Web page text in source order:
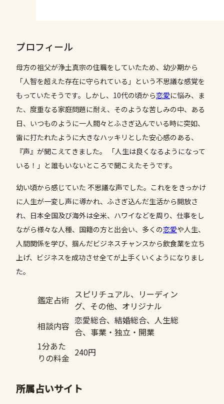
プロフィール
母方の祖父が浄土真宗の住職をしていたため、幼少期から
「人智を超えた存在に守られている」という不思議な感覚を
もっていたそうです。しかし、10代の頃から恋愛に悩み、ま
た、度重なる家庭問題に耐え、そのような苦しみの中、ある
日、いつものように一人閥々とふさぎ込んでいる時に突如、
雷に打たれたように大きなハッキリとした安心感のある、
『声』が聞こえてきました。 「人生は良くなるようになって
いる！」と誰もいないところで聞こえたそうです。
幼い頃から感じていた 不思議な声でした。これををきっかけ
に人生が一変し声に導かれ、ふさぎ込んだ生活から開放さ
れ、日本全国及び海外は全米、ハワイなどを周り、仕事をし
ながら様々な人種、国籍の方と出会い、多くの恋愛や人生、
人間関係を学び、掴んだビジネスチャンスから飲食業を立ち
上げ、ビジネスを成功させ全てが上手くいくようになりまし
た。
鑑定占術 スピリチュアル、リーディン
グ、その他、オリジナル
相談内容 恋愛総合、結婚総合、人生総
合、事業・独立・開業
1分あた
りの料金 240円
所属占いサイト